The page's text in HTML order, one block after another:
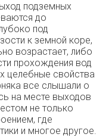
подземных
до
под
к земной коре,
возрастает, либо
прохождения вод
целебные свойства
все слышали о
на месте выходов
не только
где
и многое другое.